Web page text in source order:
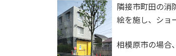
隣接市町田の消
絵を施し、ショ
相模原市の場合